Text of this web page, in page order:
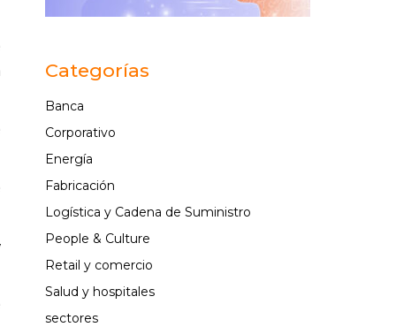
Categorías
Banca
Corporativo
Energía
Fabricación
Logística y Cadena de Suministro
People & Culture
Retail y comercio
Salud y hospitales
sectores